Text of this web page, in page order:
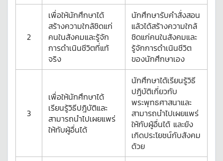
2
เพื่อให้นักศึกษาได้
สร้างความใกล้ชิดแก่
คนในสังคมและรู้จัก
การดำเนินชีวิตที่แท้
จริง
นักศึกษารับคำสั่งสอน
แล้วได้สร้างความใกล้
ชิดแก่คนในสังคมและ
รู้จักการดำเนินชีวิต
ของนักศึกษาเอง
3
เพื่อให้นักศึกษาได้
เรียนรู้วิธีปฎิบัติและ
สามารถนำไปเผยแพร่
ให้กับผู้อื่นได้
นักศึกษาได้เรียนรู้วิธี
ปฎิบัติเกี่ยวกับ
พระพุทธศาสนาและ
สามารถนำไปเผยแพร่
ให้กับผู้อื่นได้ และยัง
เกิดประโยชน์กับสังคม
ด้วย